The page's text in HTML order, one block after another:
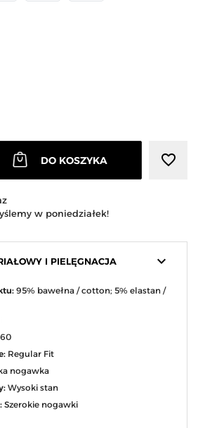
DO KOSZYKA favorite_border
w poniedziałek!
keyboard_arrow_down
I PIELĘGNACJA
95% bawełna / cotton; 5% elastan /
Regular Fit
nogawka
Wysoki stan
Szerokie nogawki